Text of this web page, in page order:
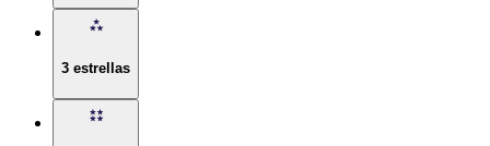
3 estrellas